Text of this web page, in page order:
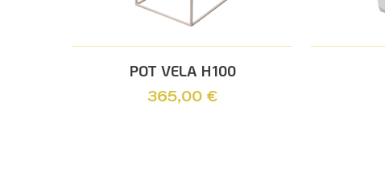
POT VELA H100
365,00 €